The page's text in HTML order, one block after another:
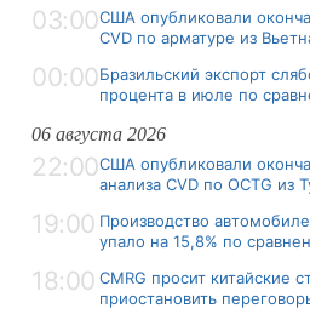
03:00США опубликовали
CVD по арматуре из
00:00Бразильский экспорт
процента в июле по
06 августа 2026
22:00США опубликовали
анализа CVD по OCTG из
19:00 Производство
упало на 15,8% по
18:00 CMRG просит китайские
приостановить